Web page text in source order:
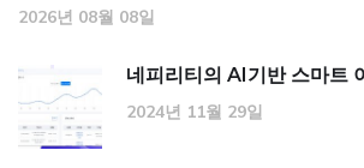
2026년 08월 08일
네피리티의 AI기반 스마트
2024년 11월 29일